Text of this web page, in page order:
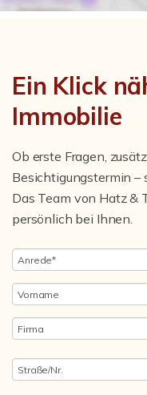
Ein Klick
Immobilie
Ob erste Fragen,
Besichtigungstermin –
Das Team von Hatz &
persönlich bei Ihnen.